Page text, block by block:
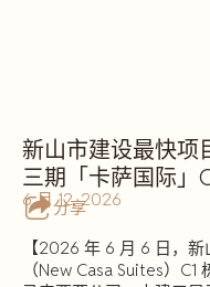
新山市建设最快项
三期「卡萨国际」
分享
6 月 12, 2026
【2026 年 6 月 6 日，
（New Casa Suites）